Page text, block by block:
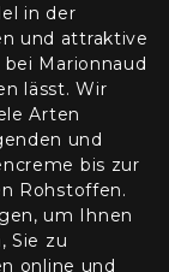
in der
und attraktive
Marionnaud
lässt. Wir
Arten
und
bis zur
Rohstoffen.
um Ihnen
Sie zu
online und